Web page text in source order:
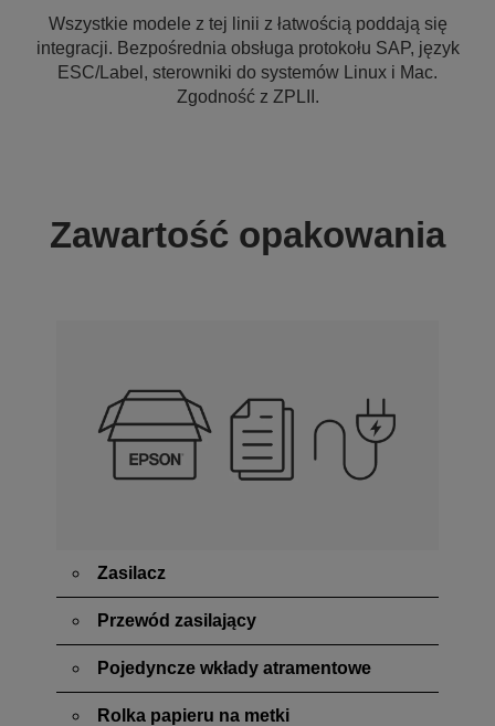
Wszystkie modele z tej linii z łatwością poddają się
integracji. Bezpośrednia obsługa protokołu SAP, język
ESC/Label, sterowniki do systemów Linux i Mac.
Zgodność z ZPLII.
Zawartość opakowania
Zasilacz
Przewód zasilający
Pojedyncze wkłady atramentowe
Rolka papieru na metki